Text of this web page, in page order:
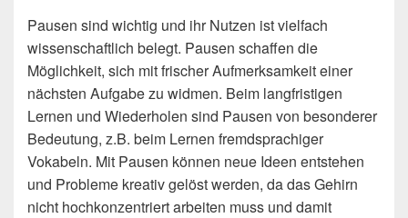
Pausen sind wichtig und ihr Nutzen ist vielfach
wissenschaftlich belegt. Pausen schaffen die
Möglichkeit, sich mit frischer Aufmerksamkeit einer
nächsten Aufgabe zu widmen. Beim langfristigen
Lernen und Wiederholen sind Pausen von besonderer
Bedeutung, z.B. beim Lernen fremdsprachiger
Vokabeln. Mit Pausen können neue Ideen entstehen
und Probleme kreativ gelöst werden, da das Gehirn
nicht hochkonzentriert arbeiten muss und damit